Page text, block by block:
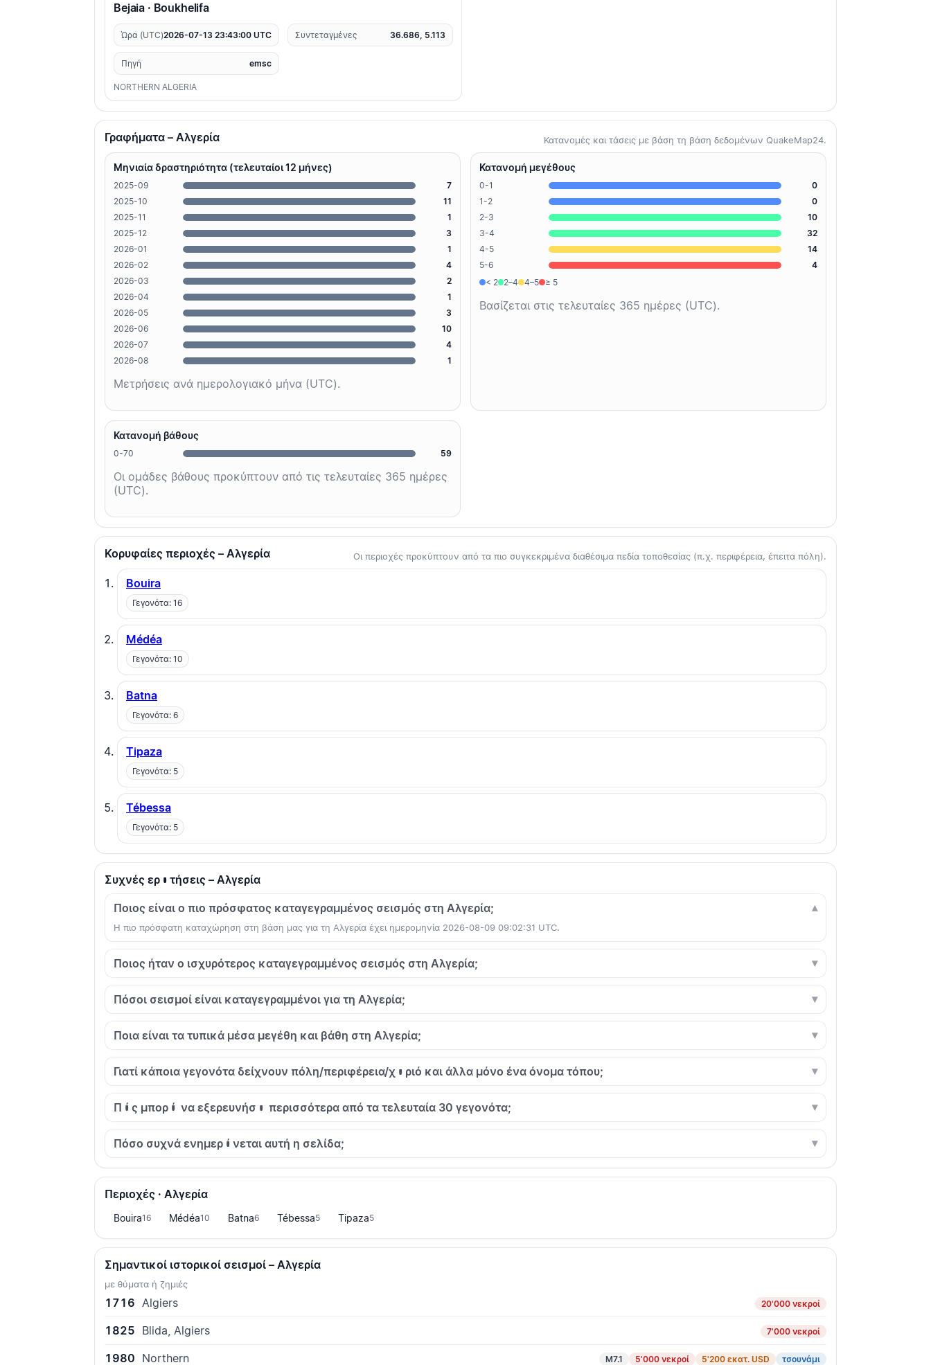
Bejaia · Boukhelifa
Ώρα (UTC)2026-07-13 23:43:00 UTC Συντεταγμένες 36.686, 5.113
Πηγή emsc
NORTHERN ALGERIA
Γραφήματα – Αλγερία Κατανομές και τάσεις με βάση τη βάση δεδομένων QuakeMap24.
Μηνιαία δραστηριότητα (τελευταίοι 12 μήνες)
2025-09
7
2025-10
11
2025-11
1
2025-12
3
2026-01
1
2026-02
4
2026-03
2
2026-04
1
2026-05
3
2026-06
10
2026-07
4
2026-08
1
Μετρήσεις ανά ημερολογιακό μήνα (UTC).
Κατανομή μεγέθους
0-1
0
1-2
0
2-3
10
3-4
32
4-5
14
5-6
4
< 2
2–4 4–5 ≥ 5
Βασίζεται στις τελευταίες 365 ημέρες (UTC).
Κατανομή βάθους
0-70 59
Οι ομάδες βάθους προκύπτουν από τις τελευταίες 365 ημέρες
(UTC).
Κορυφαίες περιοχές – Αλγερία Οι περιοχές προκύπτουν από τα πιο συγκεκριμένα διαθέσιμα πεδία τοποθεσίας (π.χ. περιφέρεια, έπειτα πόλη).
Bouira
Γεγονότα: 16
Médéa
Γεγονότα: 10
Batna
Γεγονότα: 6
Tipaza
Γεγονότα: 5
Tébessa
Γεγονότα: 5
Συχνές ερωτήσεις – Αλγερία
Ποιος είναι ο πιο πρόσφατος καταγεγραμμένος σεισμός στη Αλγερία;
Η πιο πρόσφατη καταχώρηση στη βάση μας για τη Αλγερία έχει ημερομηνία 2026-08-09 09:02:31 UTC.
Ποιος ήταν ο ισχυρότερος καταγεγραμμένος σεισμός στη Αλγερία;
Πόσοι σεισμοί είναι καταγεγραμμένοι για τη Αλγερία;
Ποια είναι τα τυπικά μέσα μεγέθη και βάθη στη Αλγερία;
Γιατί κάποια γεγονότα δείχνουν πόλη/περιφέρεια/χωριό και άλλα μόνο ένα όνομα τόπου;
Πώς μπορώ να εξερευνήσω περισσότερα από τα τελευταία 30 γεγονότα;
Πόσο συχνά ενημερώνεται αυτή η σελίδα;
Περιοχές · Αλγερία
Bouira16 Médéa10 Batna6 Tébessa5 Tipaza5
Σημαντικοί ιστορικοί σεισμοί – Αλγερία
με θύματα ή ζημιές
1716 Algiers 20'000 νεκροί
1825 Blida, Algiers 7'000 νεκροί
1980 Northern M7.1 5'000 νεκροί 5'200 εκατ. USD τσουνάμι